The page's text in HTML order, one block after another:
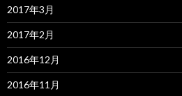
2017年3月
2017年2月
2016年12月
2016年11月